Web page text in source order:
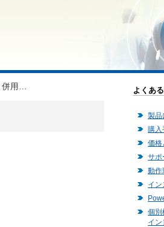
用… よくあ
製品
購入
価格
サポ
動作
イ
個別
イン